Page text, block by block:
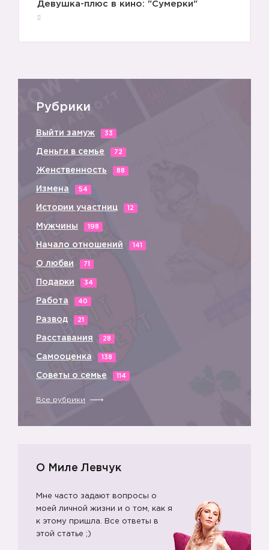
Девушка-плюс в кино: "Сумерки"
Рубрики
Выйти замуж 33
Деньги в семье 72
Женственность 88
Измена 54
Истории участниц 12
Мужчины 198
Начало отношений 141
О любви 71
Подарки 34
Работа 40
Развод 21
Расставания 28
Самооценка 138
Советы о семье 114
Все рубрики
О Миле Левчук
Мне часто задают вопросы о
моей личной жизни и о том, как я
к этому пришла. Все ответы в
этой статье ;)